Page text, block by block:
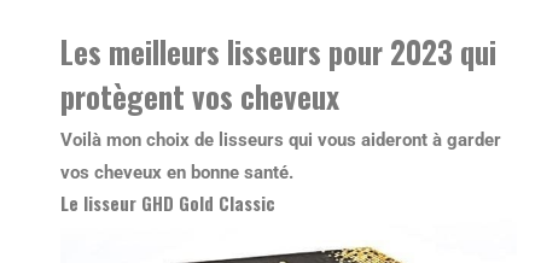
Les meilleurs lisseurs pour 2023 qui
protègent vos cheveux
Voilà mon choix de lisseurs qui vous aideront à garder
vos cheveux en bonne santé.
Le lisseur GHD Gold Classic